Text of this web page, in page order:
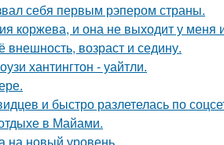
себя первым рэпером страны.
коржева, и она не выходит у меня
возраст и седину.
хантингтон - уайтли.
и быстро разлетелась по
в Майами.